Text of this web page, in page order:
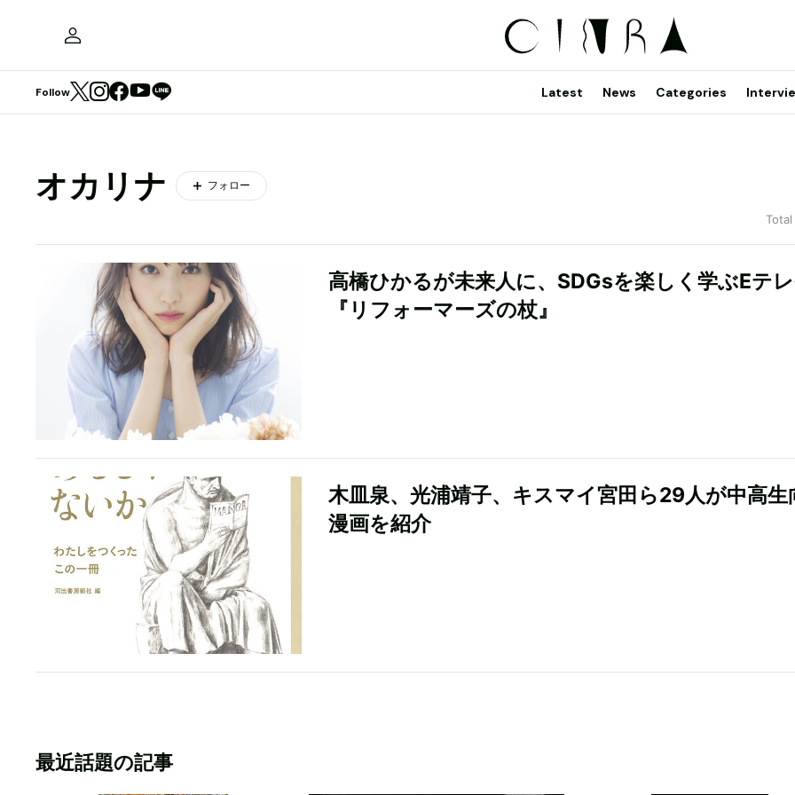
Follow Latest News Categories
オカリナ フォロー
高橋ひかるが未来人に、SDGsを楽しく学ぶEテ
『リフォーマーズの杖』
木皿泉、光浦靖子、キスマイ宮田ら29人が中高生
漫画を紹介
最近話題の記事